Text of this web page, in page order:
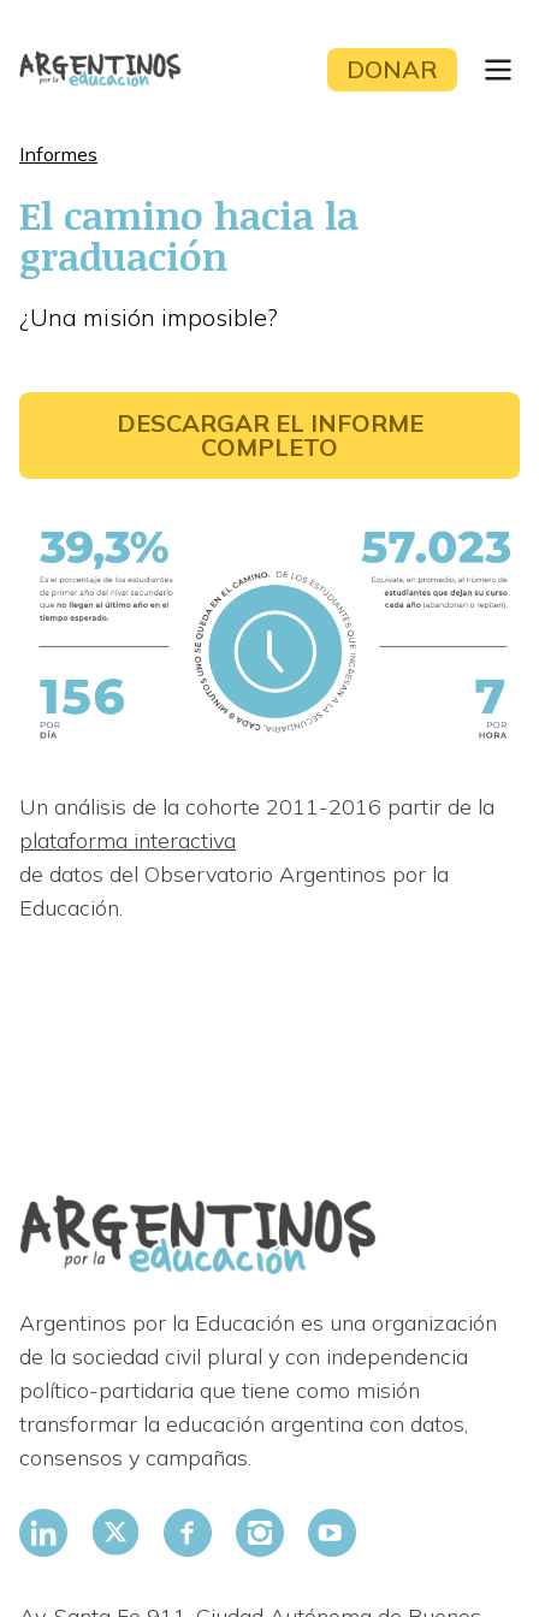
content
DONAR
Informes
El camino hacia la
graduación
¿Una misión imposible?
DESCARGAR EL INFORME
COMPLETO
Un análisis de la cohorte 2011-2016 partir de la
plataforma interactiva
de datos del Observatorio Argentinos por la
Educación.
Argentinos por la Educación es una organización
de la sociedad civil plural y con independencia
político-partidaria que tiene como misión
transformar la educación argentina con datos,
consensos y campañas.